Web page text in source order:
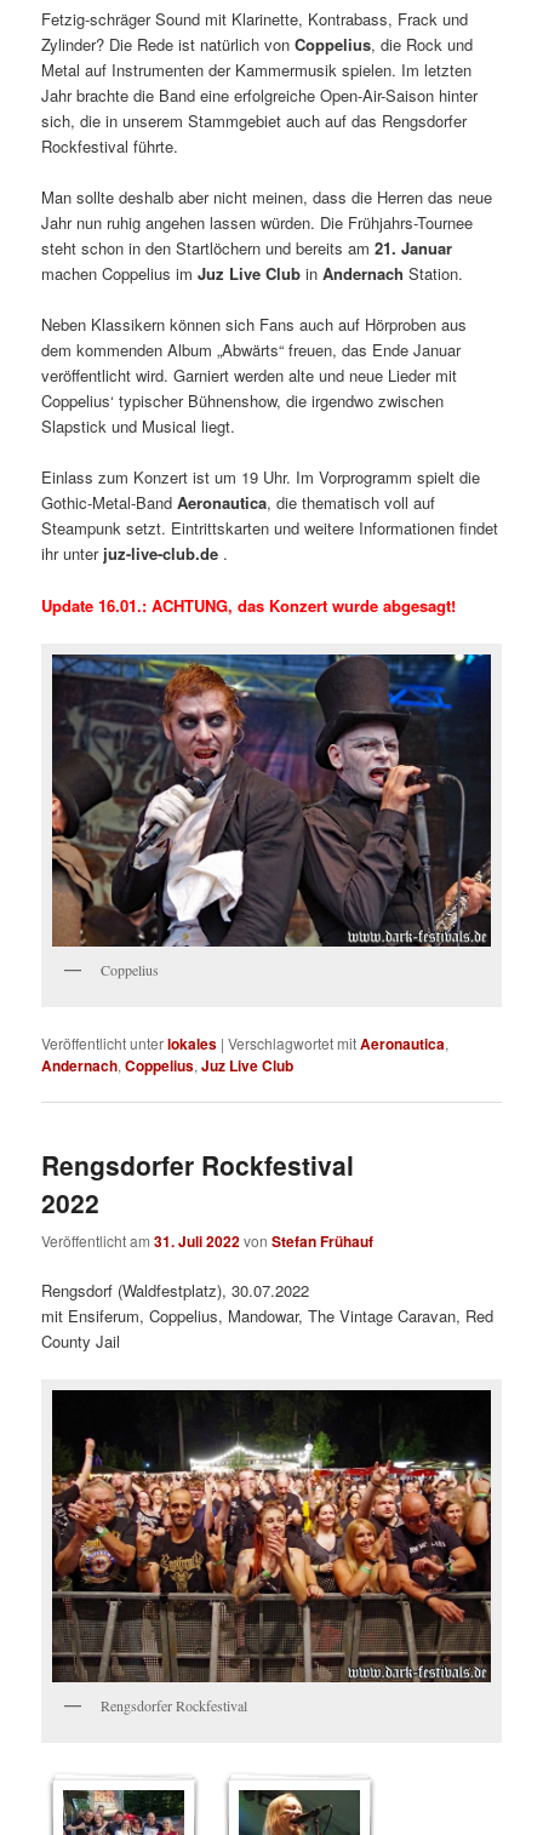
Fetzig-schräger Sound mit Klarinette, Kontrabass, Frack und
Zylinder? Die Rede ist natürlich vonCoppelius, die Rock und
Metal auf Instrumenten der Kammermusik spielen. Im letzten
Jahr brachte die Band eine erfolgreiche Open-Air-Saison hinter
sich, die in unserem Stammgebiet auch auf das Rengsdorfer
Rockfestival führte.
Man sollte deshalb aber nicht meinen, dass die Herren das neue
Jahr nun ruhig angehen lassen würden. Die Frühjahrs-Tournee
steht schon in den Startlöchern und bereits am21. Januar
machen Coppelius imJuz Live Club inAndernach Station.
Neben Klassikern können sich Fans auch auf Hörproben aus
dem kommenden Album „Abwärts“ freuen, das Ende Januar
veröffentlicht wird. Garniert werden alte und neue Lieder mit
Coppelius‘ typischer Bühnenshow, die irgendwo zwischen
Slapstick und Musical liegt.
Einlass zum Konzert ist um 19 Uhr. Im Vorprogramm spielt die
Gothic-Metal-BandAeronautica, die thematisch voll auf
Steampunk setzt. Eintrittskarten und weitere Informationen findet
ihr unter juz-live-club.de .
Update 16.01.: ACHTUNG, das Konzert wurde abgesagt!
Coppelius
Veröffentlicht unterlokales |Verschlagwortet mitAeronautica,
Andernach,Coppelius,Juz Live Club
Rengsdorfer Rockfestival
2022
Veröffentlicht am31. Juli 2022vonStefan Frühauf
Rengsdorf (Waldfestplatz), 30.07.2022
mit Ensiferum, Coppelius, Mandowar, The Vintage Caravan, Red
County Jail
Rengsdorfer Rockfestival